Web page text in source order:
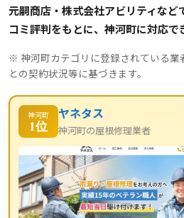
元嗣商店・株式会社アビリティなど
コミ評判をもとに、神河町に対応で
※ 神河町カテゴリに登録されている業
との契約状況等に基づきます。
神河町
1位
ヤネタス
神河町の屋根修理業者